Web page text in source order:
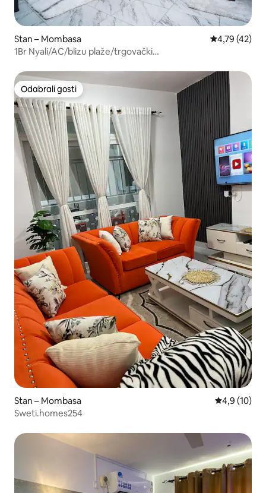
Stan – Mombasa Prosječna
4,79 (42)
1Br Nyali/AC/blizu plaže/trgovački
Odabrali gosti
Odabrali gosti
Stan – Mombasa Prosječna
4,9 (10)
Sweti.homes254